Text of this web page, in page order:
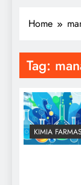
Home
Tag:
KIMIA